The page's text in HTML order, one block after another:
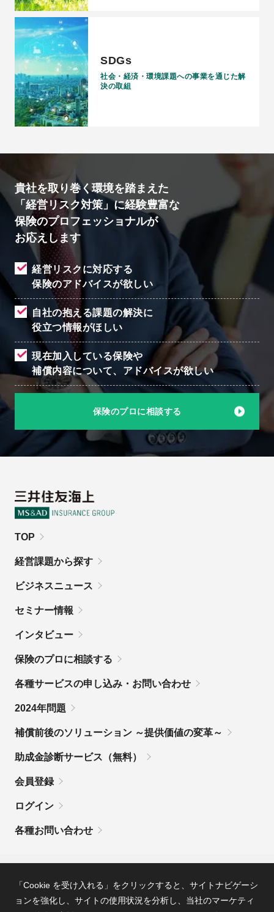
SDGs
社会・経済・環境課題への事業を通じた解
決の取組
貴社を取り巻く環境を踏まえた
「経営リスク対策」に経験豊富な
保険のプロフェッショナルが
お応えします
経営リスクに対応する
保険のアドバイスが欲しい
自社の抱える課題の解決に
役立つ情報がほしい
現在加入している保険や
補償内容について、 アドバイスが欲しい
保険のプロに相談する
TOP
経営課題から探す
ビジネスニュース
セミナー情報
インタビュー
保険のプロに相談する
各種サービスの申し込み・お問い合わせ
2024年問題
補償前後のソリューション ～提供価値の変革～
助成金診断サービス（無料）
会員登録
ログイン
各種お問い合わせ
MSコンパスとは
利用規約
「Cookie を受け入れる」をクリックすると、サイトナビゲーシ
ョンを強化し、サイトの使用状況を分析し、 当社のマーケティ